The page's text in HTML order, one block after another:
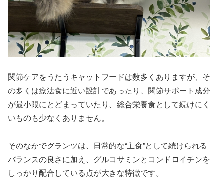
関節ケアをうたうキャットフードは数多くありますが、そ
の多くは療法食に近い設計であったり、関節サポート成分
が最小限にとどまっていたり、総合栄養食として続けにく
いものも少なくありません。
そのなかでグランツは、日常的な“主食”として続けられる
バランスの良さに加え、グルコサミンとコンドロイチンを
しっかり配合している点が大きな特徴です。